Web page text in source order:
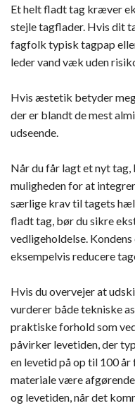
Et helt fladt tag kræver
stejle tagflader. Hvis dit
fagfolk typisk tagpap
leder vand væk uden
Hvis æstetik betyder
der er blandt de mest
udseende.
Når du får lagt et nyt
muligheden for at
særlige krav til tagets
fladt tag, bør du sikre
vedligeholdelse.
eksempelvis reducere
Hvis du overvejer at
vurderer både tekniske
praktiske forhold som
påvirker levetiden, der
en levetid på op til 100
materiale være
og levetiden, når det